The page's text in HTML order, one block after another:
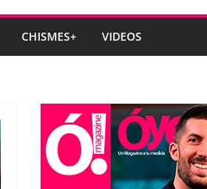
CHISMES+ VIDEOS